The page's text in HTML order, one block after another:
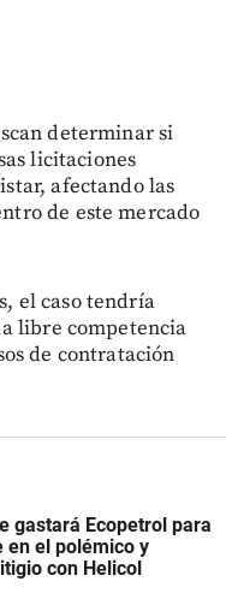
determinar si
licitaciones
afectando las
de este mercado
el caso tendría
libre competencia
de contratación
gastará Ecopetrol para
en el polémico y
con Helicol